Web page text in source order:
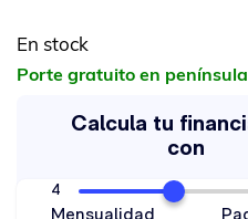
En stock
Porte gratuito en península